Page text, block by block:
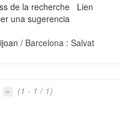
de la recherche
Lien
una sugerencia
/ Barcelona : Salvat
(1 - 1 / 1)